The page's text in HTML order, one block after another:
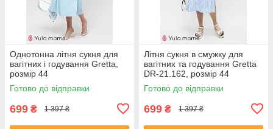
Однотонна літня сукня для
вагітних і годування Gretta,
розмір 44
Готово до відправки
699 ₴ 1 397 ₴
Літня сукня в смужку для
вагітних та годування Gretta
DR-21.162, розмір 44
Готово до відправки
699 ₴ 1 397 ₴